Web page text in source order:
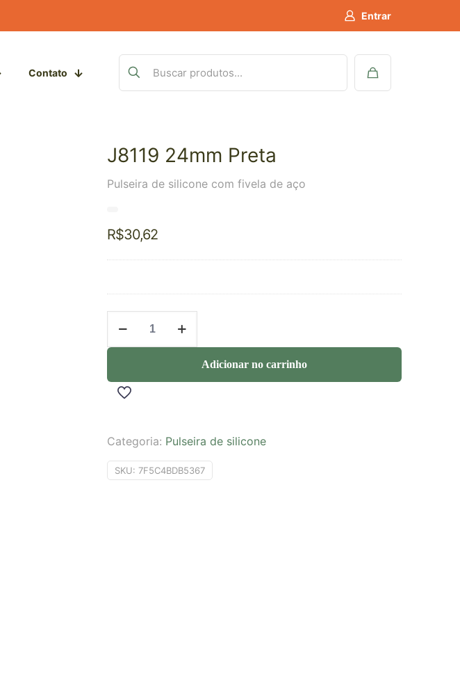
Entrar
Contato
J8119 24mm Preta
Pulseira de silicone com fivela de aço
R$30,62
Adicionar no carrinho
Categoria: Pulseira de silicone
SKU: 7F5C4BDB5367